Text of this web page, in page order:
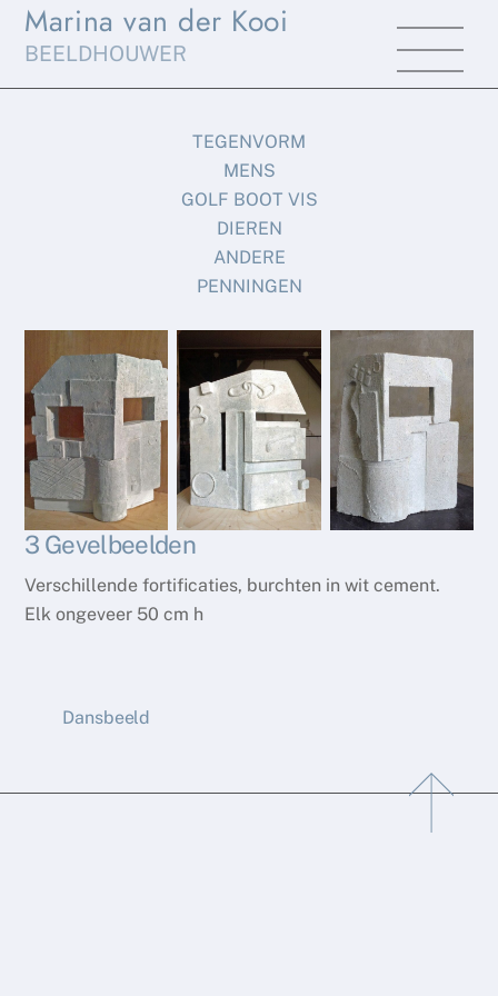
SkipMarina van der Kooi
BEELDHOUWER
TEGENVORM
MENS
GOLF BOOT VIS
DIEREN
ANDERE
PENNINGEN
3 Gevelbeelden
Verschillende fortificaties, burchten in wit cement.
Elk ongeveer 50 cm h
Dansbeeld
Top